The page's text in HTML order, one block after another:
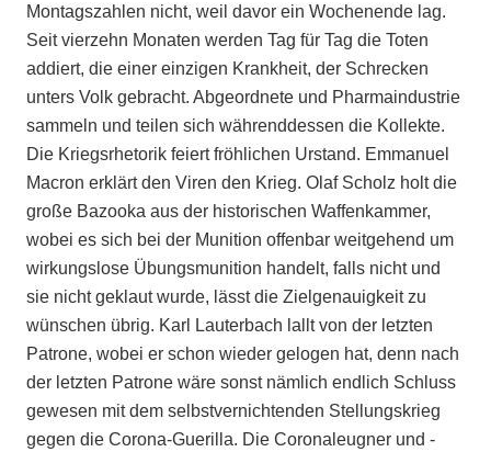
Montagszahlen nicht, weil davor ein Wochenende lag.
Seit vierzehn Monaten werden Tag für Tag die Toten
addiert, die einer einzigen Krankheit, der Schrecken
unters Volk gebracht. Abgeordnete und Pharmaindustrie
sammeln und teilen sich währenddessen die Kollekte.
Die Kriegsrhetorik feiert fröhlichen Urstand. Emmanuel
Macron erklärt den Viren den Krieg. Olaf Scholz holt die
große Bazooka aus der historischen Waffenkammer,
wobei es sich bei der Munition offenbar weitgehend um
wirkungslose Übungsmunition handelt, falls nicht und
sie nicht geklaut wurde, lässt die Zielgenauigkeit zu
wünschen übrig. Karl Lauterbach lallt von der letzten
Patrone, wobei er schon wieder gelogen hat, denn nach
der letzten Patrone wäre sonst nämlich endlich Schluss
gewesen mit dem selbstvernichtenden Stellungskrieg
gegen die Corona-Guerilla. Die Coronaleugner und -